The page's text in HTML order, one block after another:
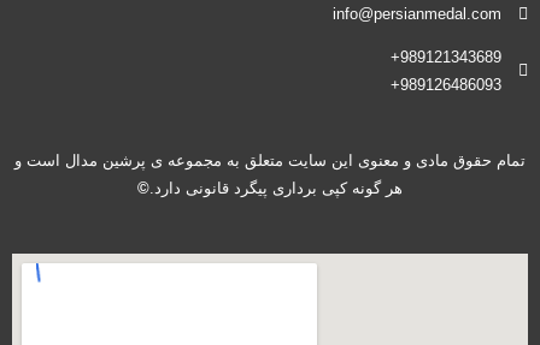
info@persianmedal.com
989121343689+
989126486093+
تمام حقوق مادی و معنوی این سایت متعلق به مجموعه ی پرشین مدال است و
هر گونه کپی برداری پیگرد قانونی دارد.©